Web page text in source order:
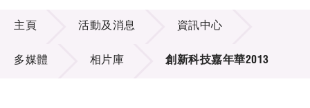
技術商品化
項目及資助計劃
活動及消息
活動及消息
主頁 活動及消息 資訊中心
多媒體 相片庫 創新科技嘉年華2013